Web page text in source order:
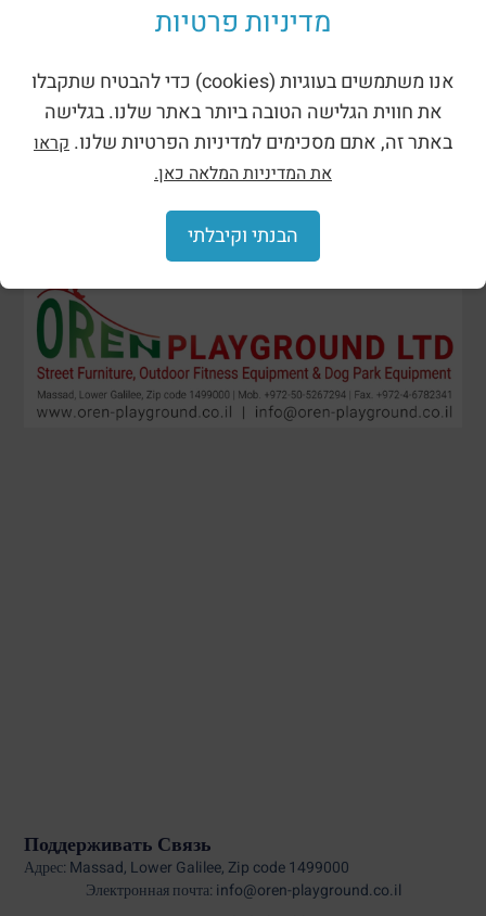
מתקני נינג’ה רוביניה
Поддерживать Связь
Адрес: Massad, Lower Galilee, Zip code 1499000
Электронная почта: info@oren-playground.co.il
מדיניות פרטיות
אנו משתמשים בעוגיות (cookies) כדי להבטיח שתקבלו
את חווית הגלישה הטובה ביותר באתר שלנו. בגלישה
באתר זה, אתם מסכימים למדיניות הפרטיות שלנו. קראו
את המדיניות המלאה כאן.
הבנתי וקיבלתי